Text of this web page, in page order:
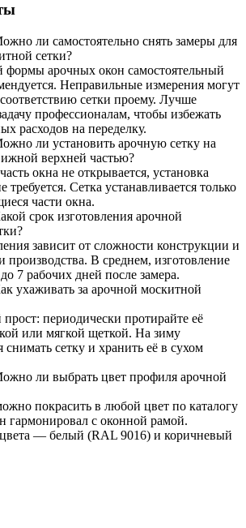
ли самостоятельно снять замеры для
сетки?
формы арочных окон самостоятельный
Неправильные измерения могут
сетки проему. Лучше
профессионалам, чтобы избежать
расходов на переделку.
ли установить арочную сетку на
верхней частью?
окна не открывается, установка
требуется. Сетка устанавливается только
части окна.
срок изготовления арочной
зависит от сложности конструкции и
производства. В среднем, изготовление
7 рабочих дней после замера.
ухаживать за арочной москитной
прост: периодически протирайте её
или мягкой щеткой. На зиму
снимать сетку и хранить её в сухом
ли выбрать цвет профиля арочной
покрасить в любой цвет по каталогу
гармонировал с оконной рамой.
— белый (RAL 9016) и коричневый